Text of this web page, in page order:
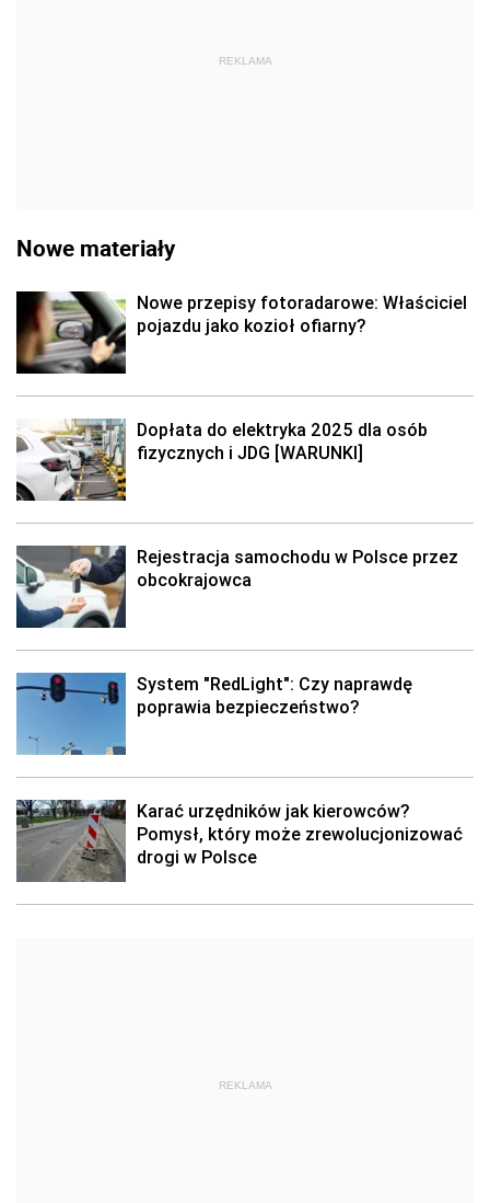
REKLAMA
Nowe materiały
Nowe przepisy fotoradarowe: Właściciel
pojazdu jako kozioł ofiarny?
Dopłata do elektryka 2025 dla osób
fizycznych i JDG [WARUNKI]
Rejestracja samochodu w Polsce przez
obcokrajowca
System "RedLight": Czy naprawdę
poprawia bezpieczeństwo?
Karać urzędników jak kierowców?
Pomysł, który może zrewolucjonizować
drogi w Polsce
REKLAMA